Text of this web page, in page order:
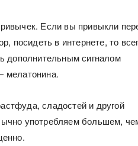
Если вы привыкли
посидеть в интернете, то
дополнительным сигналом
мелатонина.
сладостей и другой
употребляем большем,